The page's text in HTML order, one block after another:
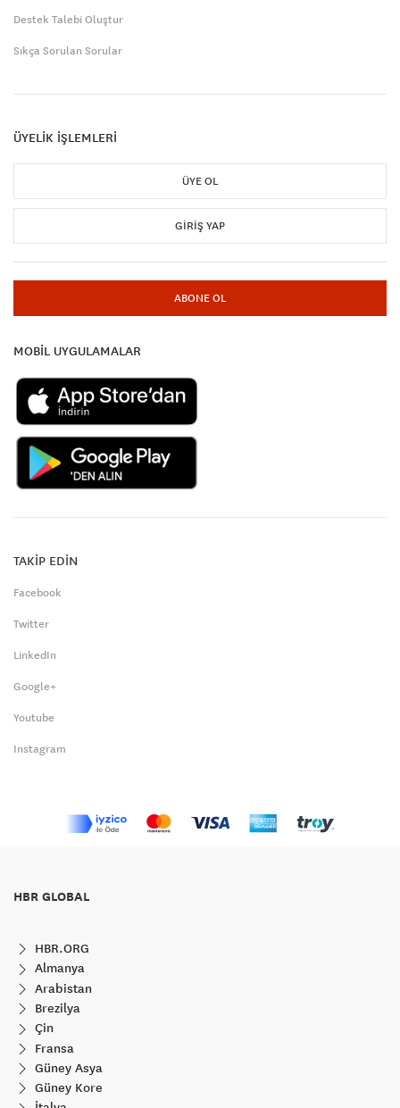
Destek Talebi Oluştur
Sıkça Sorulan Sorular
ÜYELİK İŞLEMLERİ
ÜYE OL
GIRIŞ YAP
ABONE OL
MOBİL UYGULAMALAR
TAKİP EDİN
Facebook
Twitter
LinkedIn
Google+
Youtube
Instagram
HBR GLOBAL
HBR.ORG
Almanya
Arabistan
Brezilya
Çin
Fransa
Güney Asya
Güney Kore